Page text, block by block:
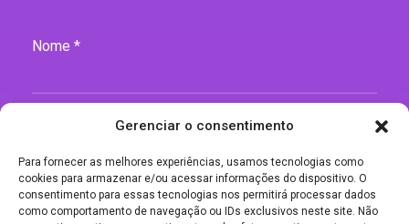
Gerenciar o consentimento
Para fornecer as melhores experiências, usamos tecnologias como
cookies para armazenar e/ou acessar informações do dispositivo. O
consentimento para essas tecnologias nos permitirá processar dados
como comportamento de navegação ou IDs exclusivos neste site. Não
Nome *